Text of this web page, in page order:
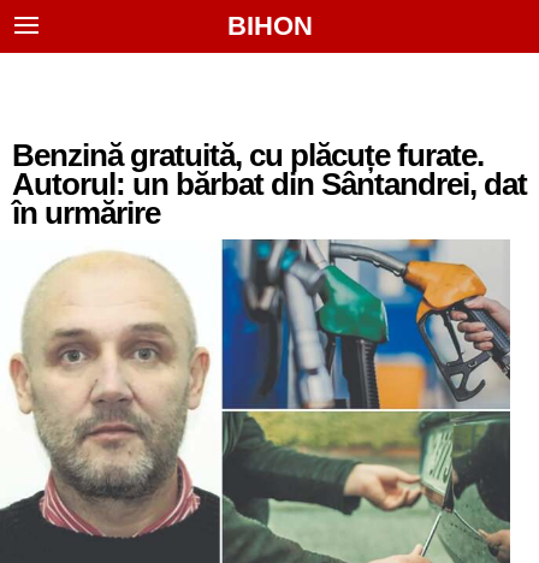
BIHON
Benzină gratuită, cu plăcuțe furate.
Autorul: un bărbat din Sântandrei, dat
în urmărire